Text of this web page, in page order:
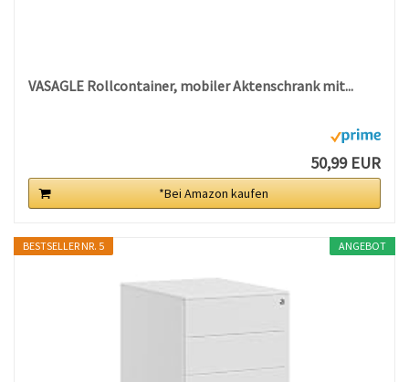
VASAGLE Rollcontainer, mobiler Aktenschrank mit...
50,99 EUR
*Bei Amazon kaufen
ANGEBOT
BESTSELLER NR. 5